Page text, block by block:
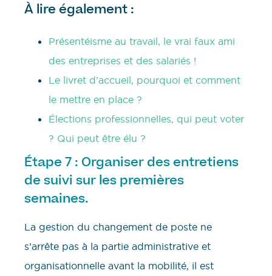
À lire également :
Présentéisme au travail, le vrai faux ami
des entreprises et des salariés !
Le livret d’accueil, pourquoi et comment
le mettre en place ?
Élections professionnelles, qui peut voter
? Qui peut être élu ?
Étape 7 : Organiser des entretiens
de suivi sur les premières
semaines.
La gestion du changement de poste ne
s’arrête pas à la partie administrative et
organisationnelle avant la mobilité, il est